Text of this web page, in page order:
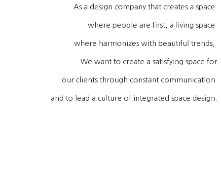
As a design company that creates a space
where people are first, a living space
where harmonizes with beautiful trends,
We want to create a satisfying space for
our clients through constant communication
and to lead a culture of integrated space design.